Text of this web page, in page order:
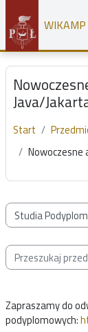
Przejdź do
Java/
Start
Nowoczesne
Kategorie
Przeszukaj
Zapraszamy do
podyplomowych: